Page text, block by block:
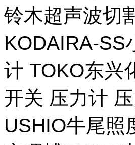
铃木超声波切
KODAIRA-SS
计 TOKO东兴
开关 压力计
USHIO牛尾照